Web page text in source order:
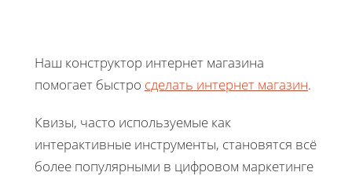
Наш конструктор интернет магазина
помогает быстро сделать интернет магазин.
Квизы, часто используемые как
интерактивные инструменты, становятся всё
более популярными в цифровом маркетинге